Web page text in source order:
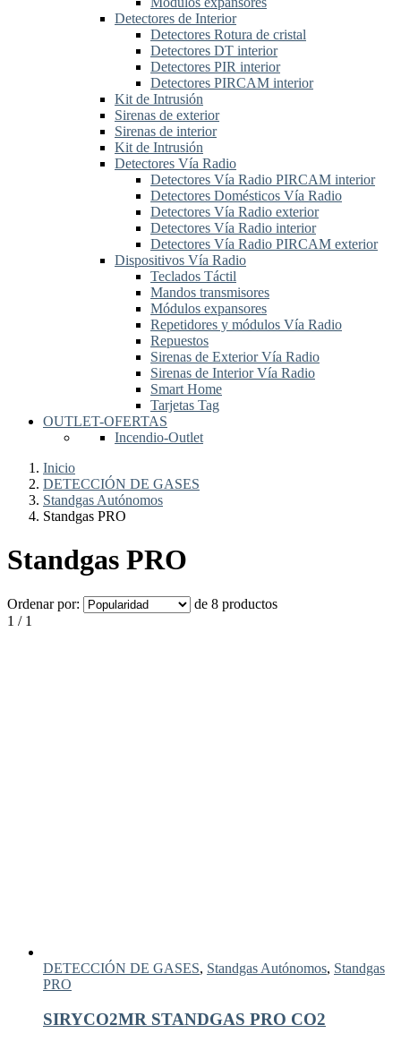
Detectores de Interior
Detectores Rotura de cristal
Detectores DT interior
Detectores PIR interior
Detectores PIRCAM interior
Kit de Intrusión
Sirenas de exterior
Sirenas de interior
Kit de Intrusión
Detectores Vía Radio
Detectores Vía Radio PIRCAM interior
Detectores Domésticos Vía Radio
Detectores Vía Radio exterior
Detectores Vía Radio interior
Detectores Vía Radio PIRCAM exterior
Dispositivos Vía Radio
Teclados Táctil
Mandos transmisores
Módulos expansores
Repetidores y módulos Vía Radio
Repuestos
Sirenas de Exterior Vía Radio
Sirenas de Interior Vía Radio
Smart Home
Tarjetas Tag
OUTLET-OFERTAS
Incendio-Outlet
Inicio
DETECCIÓN DE GASES
Standgas Autónomos
Standgas PRO
Standgas PRO
Ordenar por:
de 8 productos
1 / 1
DETECCIÓN DE GASES, Standgas Autónomos, Standgas
PRO
SIRYCO2MR STANDGAS PRO CO2